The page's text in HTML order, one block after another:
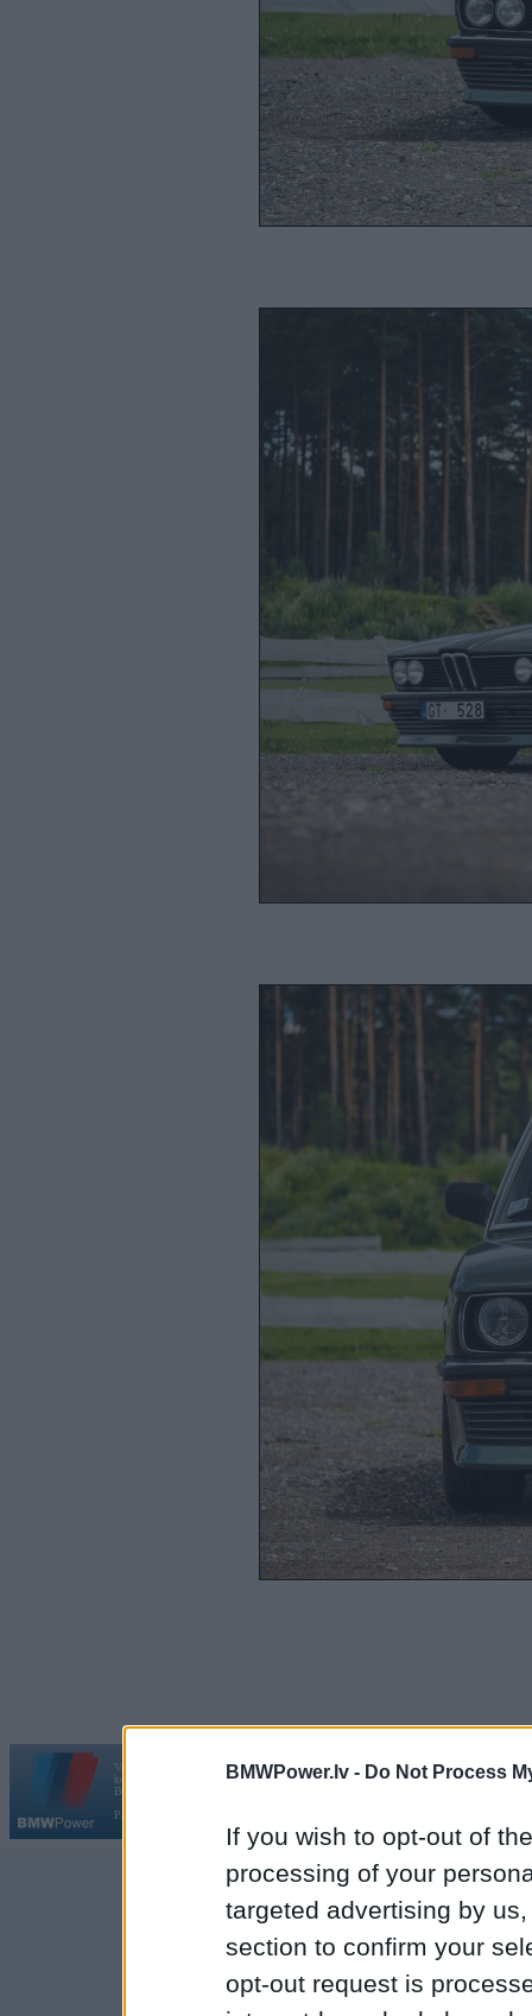
BMWPower.lv - Do Not Process
If you wish to opt-out of
processing of your
targeted advertising by
section to confirm your
opt-out request is
Vortāls BMWPower.lv darbojas
kopš 2002. gada 14. maija. Tas nav auto klubs un nav saistīts ar
BMW AG.
Par BMWPower